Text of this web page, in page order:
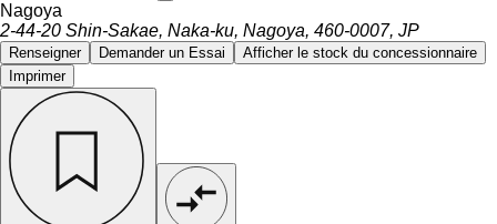
Nagoya
2-44-20 Shin-Sakae, Naka-ku, Nagoya, 460-0007, JP
Renseigner Demander un Essai
Afficher le stock du concessionnaire
Imprimer